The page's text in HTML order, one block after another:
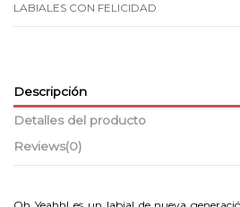
LABIALES CON FELICIDAD
Descripción
Detalles del producto
Reviews(0)